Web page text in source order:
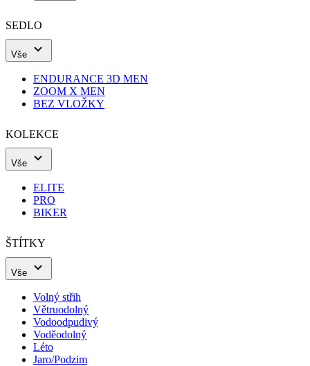
SEDLO
Vše
ENDURANCE 3D MEN
ZOOM X MEN
BEZ VLOŽKY
KOLEKCE
Vše
ELITE
PRO
BIKER
ŠTÍTKY
Vše
Volný střih
Větruodolný
Vodoodpudivý
Voděodolný
Léto
Jaro/Podzim